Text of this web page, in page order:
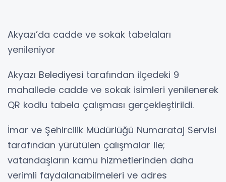
Akyazı’da cadde ve sokak tabelaları
yenileniyor
Akyazı Belediyesi tarafından ilçedeki 9
mahallede cadde ve sokak isimleri yenilenerek
QR kodlu tabela çalışması gerçekleştirildi.
İmar ve Şehircilik Müdürlüğü Numarataj Servisi
tarafından yürütülen çalışmalar ile;
vatandaşların kamu hizmetlerinden daha
verimli faydalanabilmeleri ve adres